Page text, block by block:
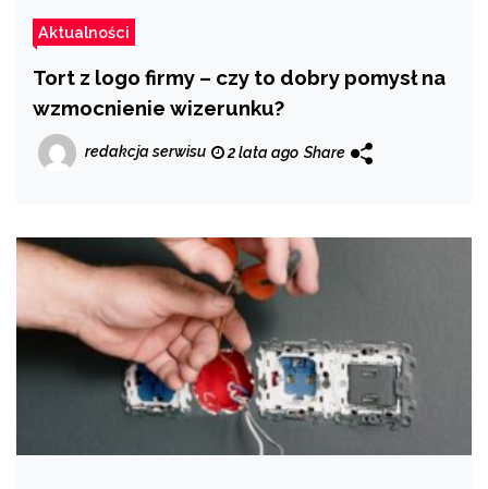
Aktualności
Tort z logo firmy – czy to dobry pomysł na
wzmocnienie wizerunku?
redakcja serwisu 2 lata ago Share